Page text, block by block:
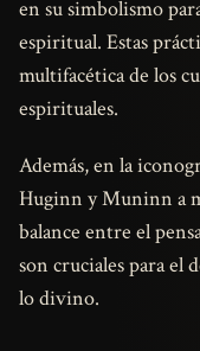
en su simbolismo
espiritual. Estas
multifacética de los
espirituales.
Además, en la
Huginn y Muninn a
balance entre el
son cruciales para el
lo divino.